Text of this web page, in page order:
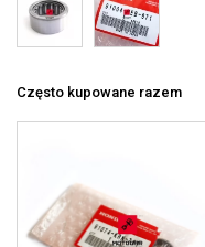
Często kupowane razem